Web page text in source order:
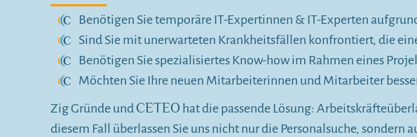
Benötigen Sie temporäre IT-Expertinnen & IT-Experten
Sind Sie mit unerwarteten Krankheitsfällen konfrontiert, die
Benötigen Sie spezialisiertes Know-how im Rahmen eines
Möchten Sie Ihre neuen Mitarbeiterinnen und Mitarbeiter
Zig Gründe und CETEO hat die passende Lösung:
diesem Fall überlassen Sie uns nicht nur die Personalsuche, sondern